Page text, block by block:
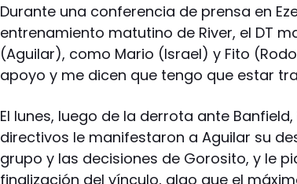
Durante una conferencia de prensa en
entrenamiento matutino de River, el DT
(Aguilar), como Mario (Israel) y Fito
apoyo y me dicen que tengo que estar
El lunes, luego de la derrota ante
directivos le manifestaron a Aguilar su
grupo y las decisiones de Gorosito, y le
finalización del vínculo, algo que el